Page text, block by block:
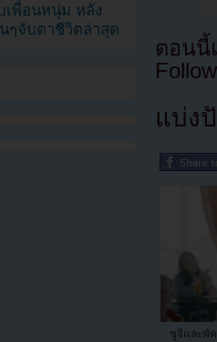
ตอนนี้
แบ่ง
ซูจีและพัค
เพื่อนหนุ่ม หลัง
ๆจับตาชีวิตล่าสุด